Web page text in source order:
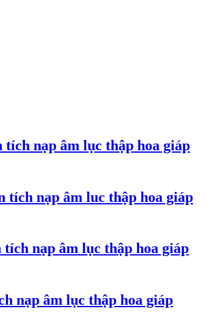
nạp âm lục thập hoa giáp
tích nạp âm luc thập hoa giáp
nạp âm lục thập hoa giáp
nạp âm lục thập hoa giáp